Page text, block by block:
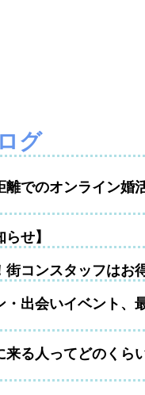
グ
離でのオンライン婚
せ】
街コンスタッフはお
・出会いイベント、
来る人ってどのくら